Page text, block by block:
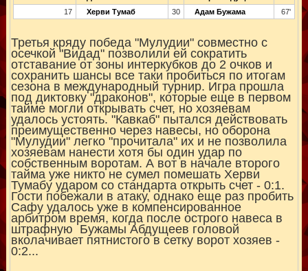
17
Херви Тумаб 30 Адам Бужама 67'
Третья кряду победа "Мулудии" совместно с
осечкой "Видад" позволили ей сократить
отставание от зоны интеркубков до 2 очков и
сохранить шансы все таки пробиться по итогам
сезона в международный турнир. Игра прошла
под диктовку "драконов", которые еще в первом
тайме могли открывать счет, но хозяевам
удалось устоять. "Кавкаб" пытался действовать
преимущественно через навесы, но оборона
"Мулудии" легко "прочитала" их и не позволила
хозяевам нанести хотя бы один удар по
собственным воротам. А вот в начале второго
тайма уже никто не сумел помешать Херви
Тумабу ударом со стандарта открыть счет - 0:1.
Гости побежали в атаку, однако еще раз пробить
Сафу удалось уже в компенсированное
арбитром время, когда после острого навеса в
штрафную Бужамы Абдущеев головой
вколачивает пятнистого в сетку ворот хозяев -
0:2...